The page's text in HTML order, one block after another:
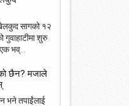
22
May
2018
सागको १२
शुरु
भव्...
छैन? मजाले
भने तपाईंलाई